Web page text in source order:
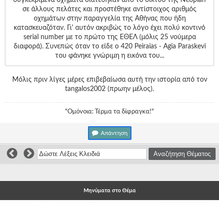
Επισκέπτη!
Σύνδεση
Εγγραφή
σε άλλους πελάτες και προστέθηκε αντίστοιχος αριθμός
οχημάτων στην παραγγελία της Αθήνας που ήδη
κατασκευαζόταν. Γι' αυτόν ακριβώς το λόγο έχει πολύ κοντινό
serial number με το πρώτο της ΕΘΕΛ (μόλις 25 νούμερα
διαφορά). Συνεπώς όταν το είδε ο 420 Peiraias - Agia Paraskevi
του φάνηκε γνώριμη η εικόνα του...
Μόλις πριν λίγες μέρες επιβεβαίωσα αυτή την ιστορία από τον
tangalos2002 (πρωην μέλος).
"Ομόνοια: Τέρμα τα δίφραγκα!"
Απάντηση
Μηνύματα στο Θέμα